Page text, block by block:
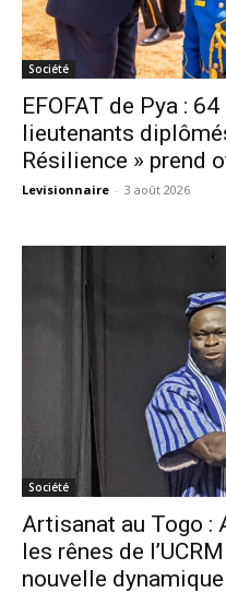
Société
EFOFAT de Pya :
lieutenants
Résilience » prend
Levisionnaire - 3 août 2026
Société
Artisanat au Togo :
les rênes de
nouvelle dynamique